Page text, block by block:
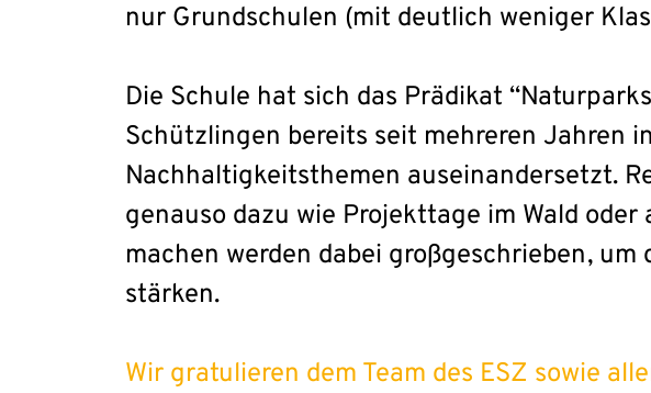
nur Grundschulen (mit deutlich weniger
Die Schule hat sich das Prädikat
Schützlingen bereits seit mehreren Jahren
Nachhaltigkeitsthemen auseinandersetzt.
genauso dazu wie Projekttage im Wald
machen werden dabei großgeschrieben,
stärken.
Wir gratulieren dem Team des ESZ sowie